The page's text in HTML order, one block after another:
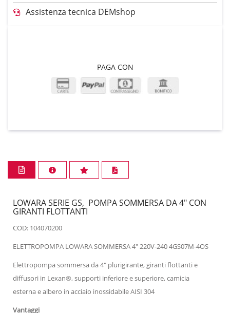
Assistenza tecnica DEMshop
PAGA CON
LOWARA SERIE GS, POMPA SOMMERSA DA 4" CON
GIRANTI FLOTTANTI
COD: 104070200
ELETTROPOMPA LOWARA SOMMERSA 4" 220V-240 4GS07M-4OS
Elettropompa sommersa da 4" plurigirante, giranti flottanti e
diffusori in Lexan®, supporti inferiore e superiore, camicia
esterna e albero in acciaio inossidabile AISI 304
Vantaggi